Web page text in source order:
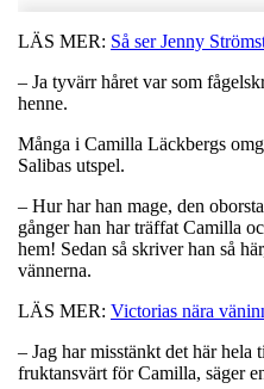
LÄS MER: Så ser Jenny
– Ja tyvärr håret var som
henne.
Många i Camilla Läckbergs
Salibas utspel.
– Hur har han mage, den
gånger han har träffat Camilla
hem! Sedan så skriver han så
vännerna.
LÄS MER: Victorias nära
– Jag har misstänkt det här hela
fruktansvärt för Camilla, säger